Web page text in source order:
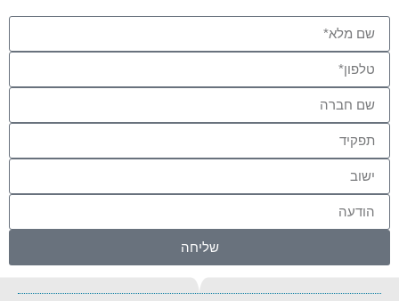
שליחה